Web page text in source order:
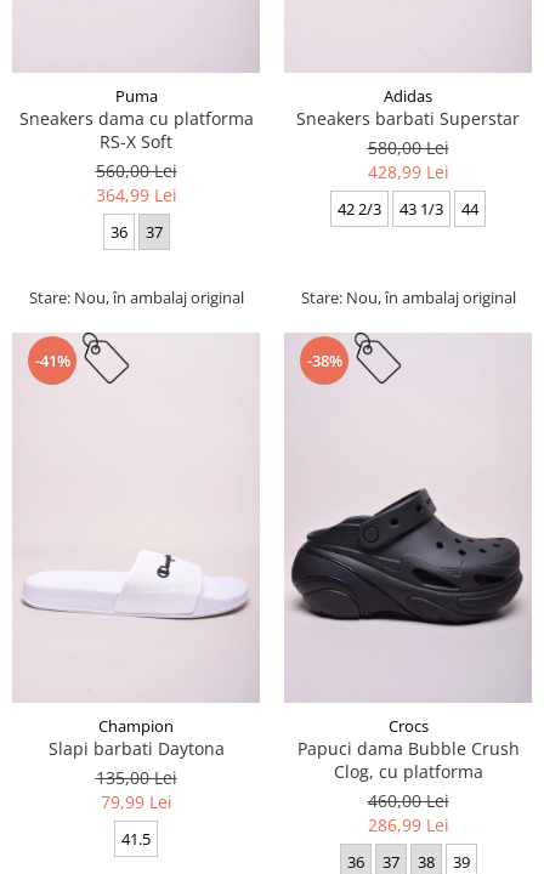
Puma
Sneakers dama cu platforma
RS-X Soft
560,00 Lei
364,99 Lei
36 37
Stare: Nou, în ambalaj original
Adidas
Sneakers barbati Superstar
580,00 Lei
428,99 Lei
42 2/3 43 1/3 44
Stare: Nou, în ambalaj original
-41%
Champion
Slapi barbati Daytona
135,00 Lei
79,99 Lei
41.5
-38%
Crocs
Papuci dama Bubble Crush
Clog, cu platforma
460,00 Lei
286,99 Lei
36 37 38 39